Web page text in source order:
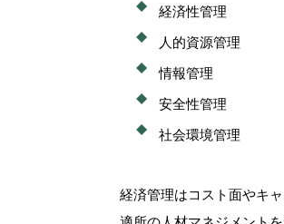
経済性管理
人的資源管理
情報管理
安全性管理
社会環境管理
経済管理はコスト面やキ